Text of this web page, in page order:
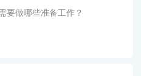
要做哪些准备工作？